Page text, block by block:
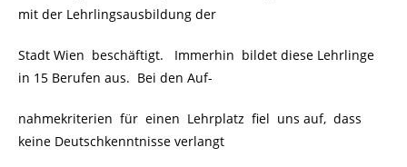
mit der Lehrlingsausbildung der
Stadt Wien beschäftigt. Immerhin bildet diese Lehrlinge
in 15 Berufen aus. Bei den Auf-
nahmekriterien für einen Lehrplatz fiel uns auf, dass
keine Deutschkenntnisse verlangt